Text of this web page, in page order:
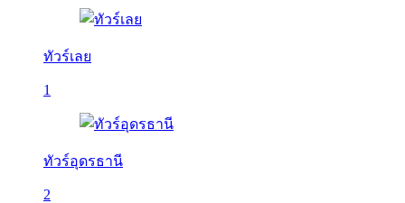
ทัวร์เลย
1
ทัวร์อุดรธานี
2